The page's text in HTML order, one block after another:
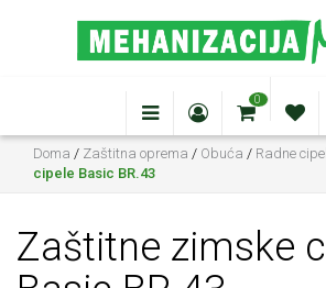
0
Doma / Zaštitna oprema / Obuća / Radne
cipele Basic BR.43
Zaštitne zimske